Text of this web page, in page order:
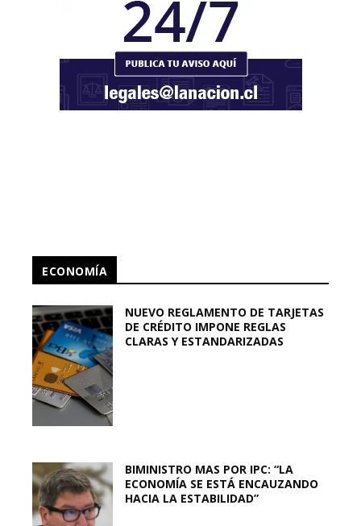
ECONOMÍA
NUEVO REGLAMENTO DE TARJETAS
DE CRÉDITO IMPONE REGLAS
CLARAS Y ESTANDARIZADAS
BIMINISTRO MAS POR IPC: “LA
ECONOMÍA SE ESTÁ ENCAUZANDO
HACIA LA ESTABILIDAD”